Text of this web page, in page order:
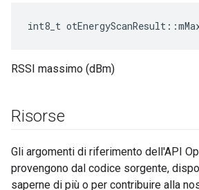
int8_t otEnergyScanResult ::
RSSI massimo (dBm)
Risorse
Gli argomenti di riferimento dell'API
provengono dal codice sorgente,
saperne di più o per contribuire alla